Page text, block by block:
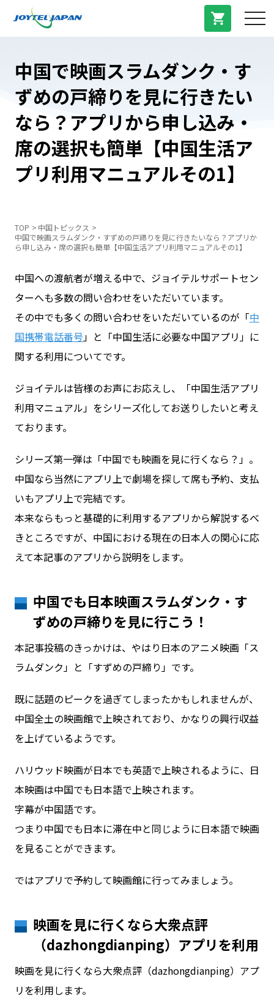
お問い合わせ
ログイン
WiFiレンタルプランお申し込み
料金プラン
プラン/商品
よくある質問
中国で映画スラムダンク・す
ずめの戸締りを見に行きたい
なら？アプリから申し込み・
席の選択も簡単【中国生活ア
プリ利用マニュアルその1】
TOP
中国トピックス
中国で映画スラムダンク・すずめの戸締りを見に行きたいなら？アプリか
ら申し込み・席の選択も簡単【中国生活アプリ利用マニュアルその1】
中国への渡航者が増える中で、ジョイテルサポートセン
ターへも多数の問い合わせをいただいています。
その中でも多くの問い合わせをいただいているのが「中
国携帯電話番号」と「中国生活に必要な中国アプリ」に
関する利用についてです。
ジョイテルは皆様のお声にお応えし、「中国生活アプリ
利用マニュアル」をシリーズ化してお送りしたいと考え
ております。
シリーズ第一弾は「中国でも映画を見に行くなら？」。
中国なら当然にアプリ上で劇場を探して席も予約、支払
いもアプリ上で完結です。
本来ならもっと基礎的に利用するアプリから解説するべ
きところですが、中国における現在の日本人の関心に応
えて本記事のアプリから説明をします。
中国でも日本映画スラムダンク・す
ずめの戸締りを見に行こう！
本記事投稿のきっかけは、やはり日本のアニメ映画「ス
ラムダンク」と「すずめの戸締り」です。
既に話題のピークを過ぎてしまったかもしれませんが、
中国全土の映画館で上映されており、かなりの興行収益
を上げているようです。
ハリウッド映画が日本でも英語で上映されるように、日
本映画は中国でも日本語で上映されます。
字幕が中国語です。
つまり中国でも日本に滞在中と同じように日本語で映画
を見ることができます。
ではアプリで予約して映画館に行ってみましょう。
映画を見に行くなら大衆点評
（dazhongdianping）アプリを利用
映画を見に行くなら大衆点評（dazhongdianping）アプ
リを利用します。